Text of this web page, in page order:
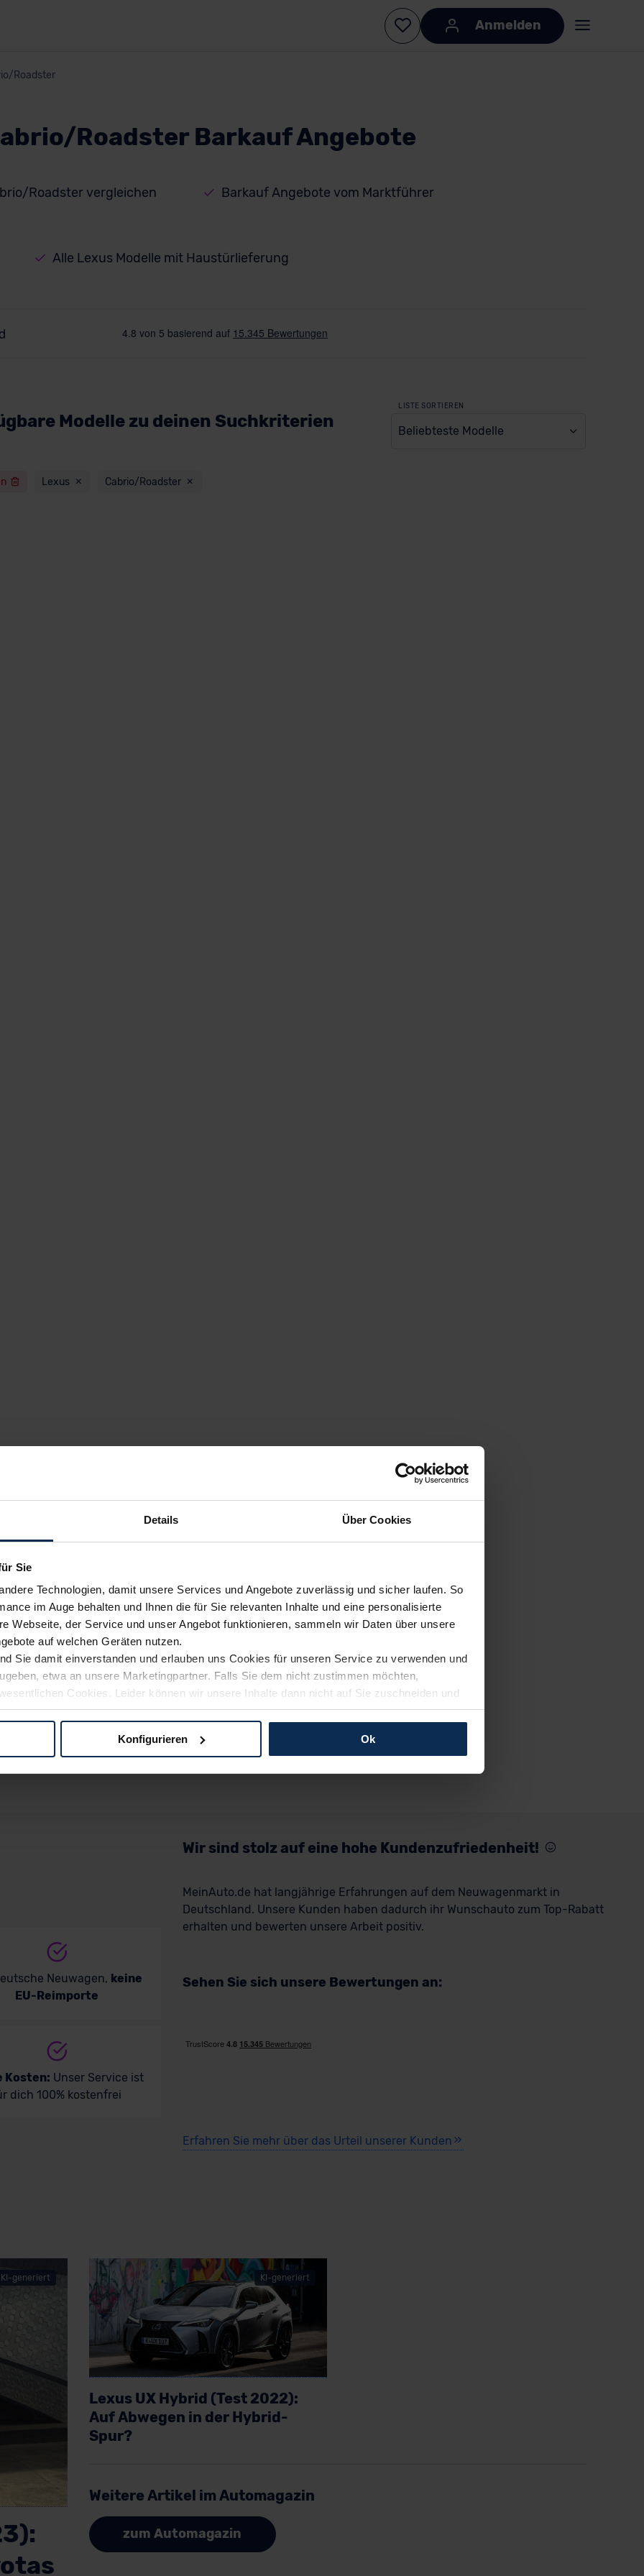
Details Über Cookies
Sie
Technologien, damit unsere Services und Angebote zuverlässig und sicher laufen. So
im Auge behalten und Ihnen die für Sie relevanten Inhalte und eine personalisierte
Webseite, der Service und unser Angebot funktionieren, sammeln wir Daten über unsere
auf welchen Geräten nutzen.
Sie damit einverstanden und erlauben uns Cookies für unseren Service zu verwenden und
etwa an unsere Marketingpartner. Falls Sie dem nicht zustimmen möchten,
Cookies. Leider können wir unsere Inhalte dann nicht auf Sie zuschneiden und
Weg zu Ihrem Neuwagen unterstützen. Sie können die Einstellungen jederzeit anpassen
Sie über den Kontakt zu unserem Datenschutzbeauftragten unter datenschutz@meinauto.de
Konfigurieren Ok
Anmelden
Roadster
Roadster Barkauf Angebote
Roadster vergleichen Barkauf Angebote vom Marktführer
Alle Lexus Modelle mit Haustürlieferung
Modelle zu deinen Suchkriterien
LISTE SORTIEREN
Beliebteste Modelle
Lexus Cabrio/Roadster
Neuwagen, keine
EU-Reimporte
Kosten: Unser Service ist
dich 100% kostenfrei
Wir sind stolz auf eine hohe Kundenzufriedenheit!
MeinAuto.de hat langjährige Erfahrungen auf dem Neuwagenmarkt in
Deutschland. Unsere Kunden haben dadurch ihr Wunschauto zum Top-Rabatt
erhalten und bewerten unsere Arbeit positiv.
Sehen Sie sich unsere Bewertungen an:
Erfahren Sie mehr über das Urteil unserer Kunden
KI-generiert KI-generiert
Lexus UX Hybrid (Test 2022):
Auf Abwegen in der Hybrid-
Spur?
Weitere Artikel im Automagazin
zum Automagazin